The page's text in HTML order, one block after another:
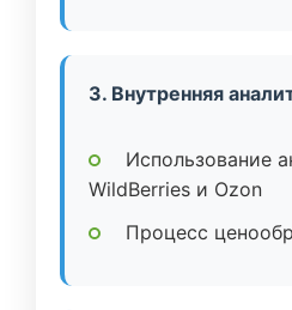
3. Внутренняя
Использование
WildBerries и Ozon
Процесс